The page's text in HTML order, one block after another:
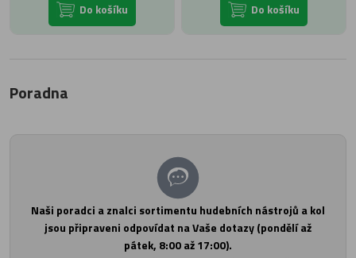
Do košíku Do košíku
Poradna
Naši poradci a znalci sortimentu hudebních nástrojů a kol
jsou připraveni odpovídat na Vaše dotazy (pondělí až
pátek, 8:00 až 17:00).